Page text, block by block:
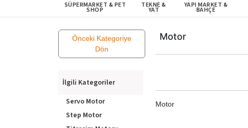
SÜPERMARKET & PET
SHOP
TEKNE &
YAT
YAPI MARKET &
BAHÇE
Önceki Kategoriye
Dön
İlgili Kategoriler
Servo Motor
Step Motor
Motor
Motor